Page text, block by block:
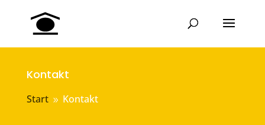
Kontakt
Start 9 Kontakt